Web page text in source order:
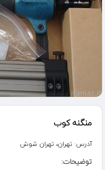
منگنه کوب
آدرس: تهران، تهران شوش
توضیحات: